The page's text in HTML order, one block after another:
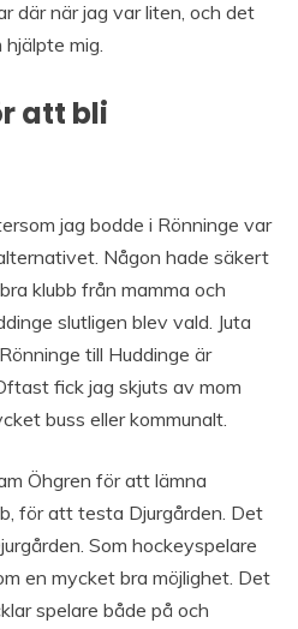
där när jag var liten, och det
mig.
att bli
jag bodde i Rönninge var
Någon hade säkert
klubb från mamma och
slutligen blev vald. Juta
till Huddinge är
fick jag skjuts av mom
buss eller kommunalt.
Öhgren för att lämna
för att testa Djurgården. Det
Som hockeyspelare
en mycket bra möjlighet. Det
spelare både på och